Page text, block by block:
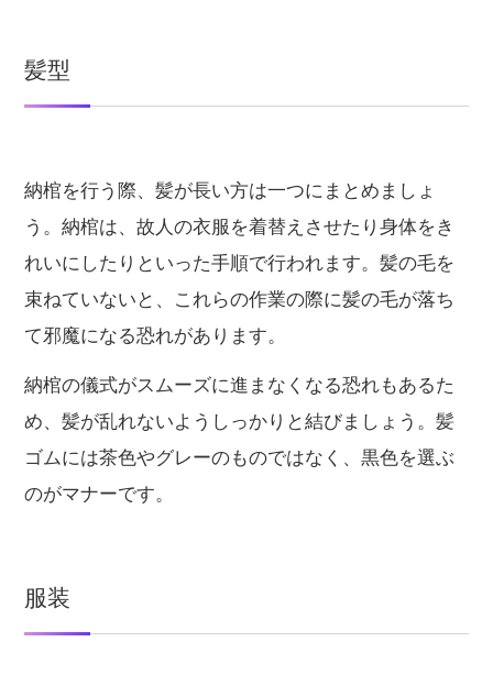
髪型
納棺を行う際、髪が長い方は一つにまとめましょ
う。納棺は、故人の衣服を着替えさせたり身体をき
れいにしたりといった手順で行われます。髪の毛を
束ねていないと、これらの作業の際に髪の毛が落ち
て邪魔になる恐れがあります。
納棺の儀式がスムーズに進まなくなる恐れもあるた
め、髪が乱れないようしっかりと結びましょう。髪
ゴムには茶色やグレーのものではなく、黒色を選ぶ
のがマナーです。
服装